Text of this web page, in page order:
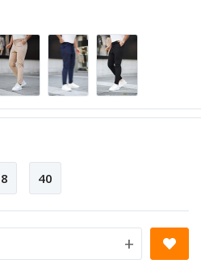
40
+